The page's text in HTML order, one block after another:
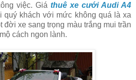
việc. Giá thuê xe cưới Audi A4
quý khách với mức không quá là xa
đời xe sang trọng màu trắng mui trần
cách ngon lành.